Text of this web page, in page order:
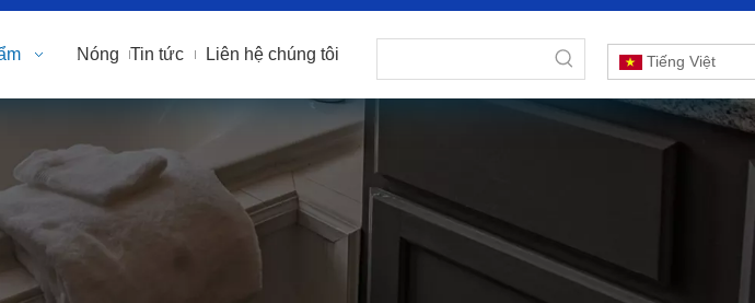
Nóng Tin tức Liên hệ chúng tôi Tiếng Việt